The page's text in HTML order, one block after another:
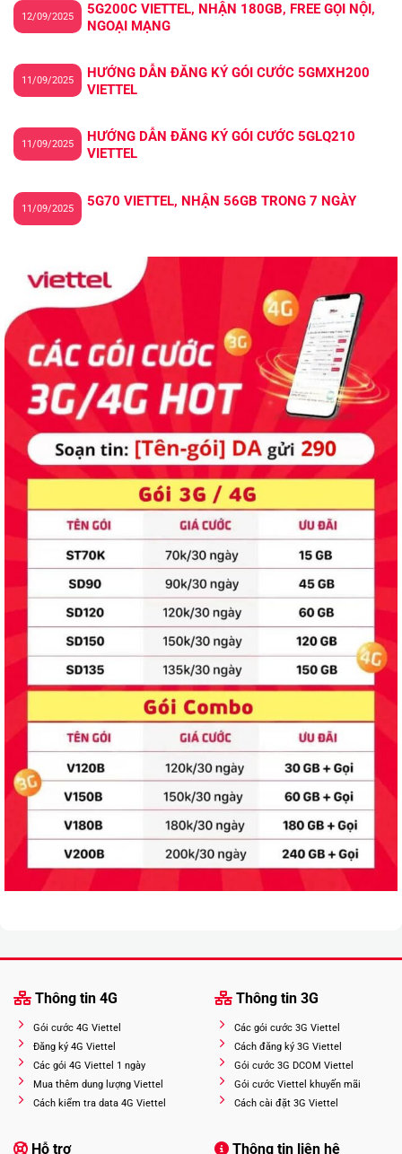
5G200C VIETTEL, NHẬN 180GB, FREE GỌI NỘI,
NGOẠI MẠNG
12/09/2025
HƯỚNG DẪN ĐĂNG KÝ GÓI CƯỚC 5GMXH200
VIETTEL
11/09/2025
HƯỚNG DẪN ĐĂNG KÝ GÓI CƯỚC 5GLQ210
VIETTEL
11/09/2025
5G70 VIETTEL, NHẬN 56GB TRONG 7 NGÀY
11/09/2025
Thông tin 4G
Gói cước 4G Viettel
Đăng ký 4G Viettel
Các gói 4G Viettel 1 ngày
Mua thêm dung lượng Viettel
Cách kiểm tra data 4G Viettel
Thông tin 3G
Các gói cước 3G Viettel
Cách đăng ký 3G Viettel
Gói cước 3G DCOM Viettel
Gói cước Viettel khuyến mãi
Cách cài đặt 3G Viettel
Hỗ trợ Thông tin liên hệ